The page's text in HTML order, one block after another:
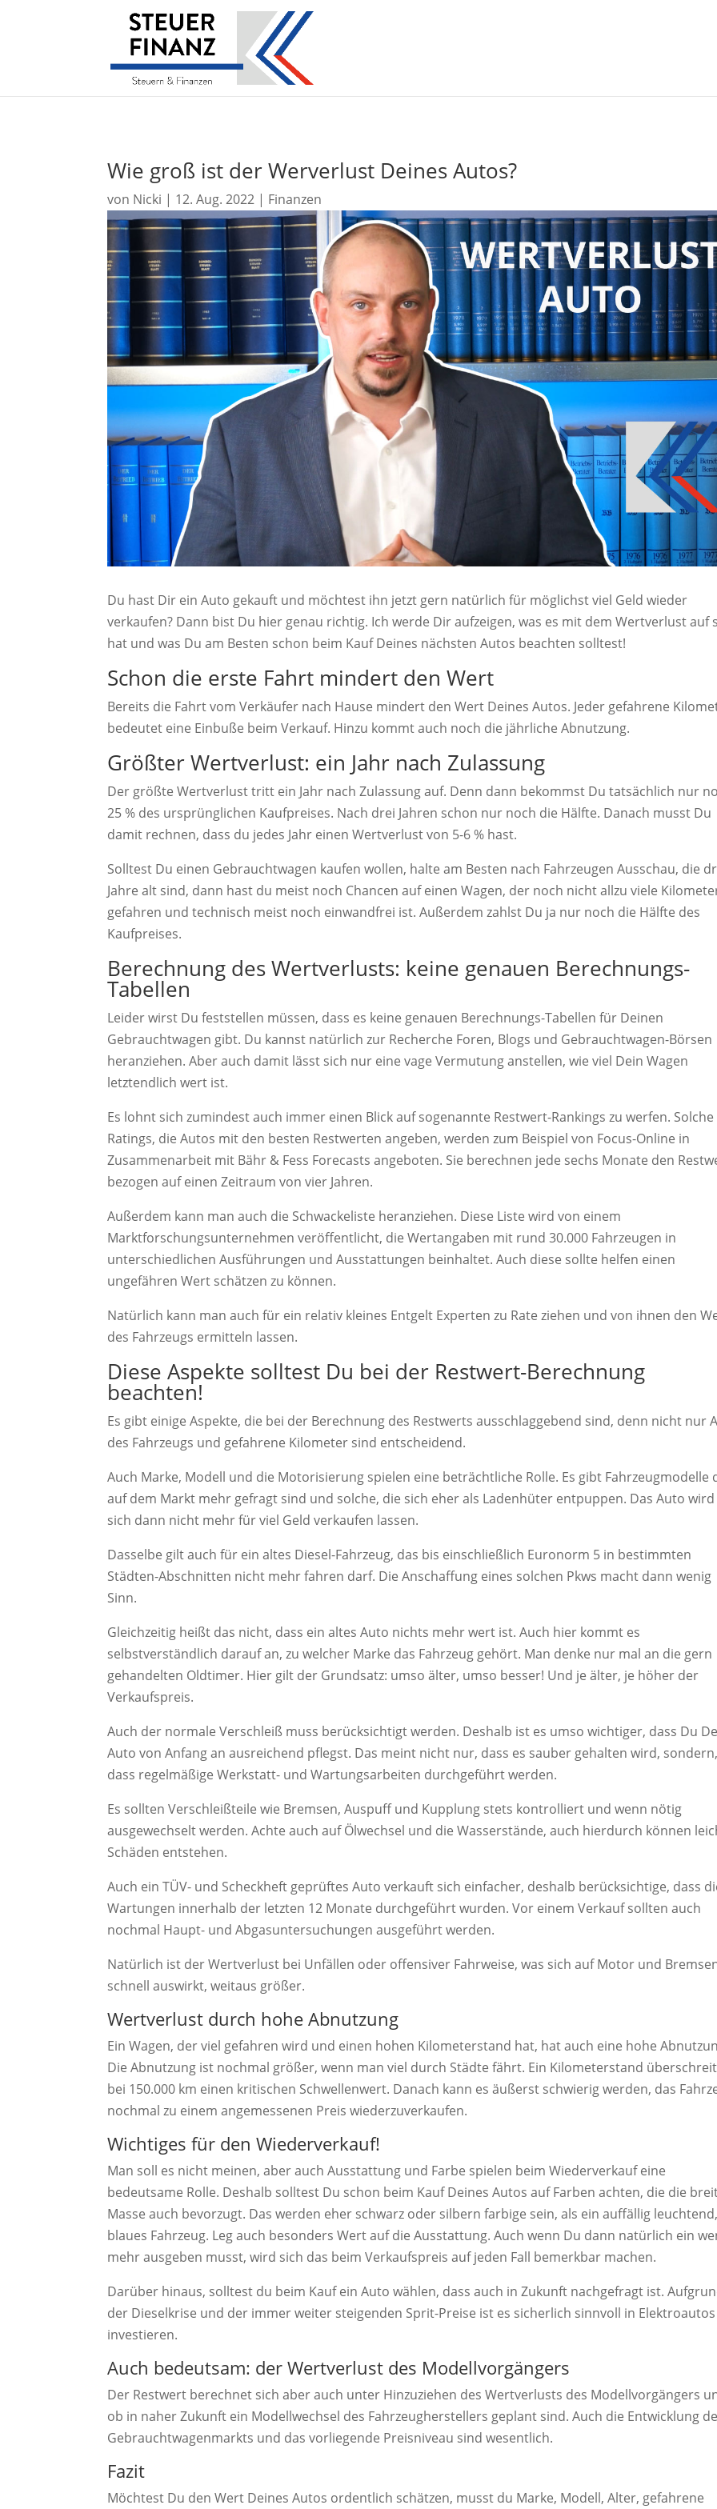
Wie groß ist der Werverlust Deines Autos?
von Nicki | 12. Aug. 2022 | Finanzen
Du hast Dir ein Auto gekauft und möchtest ihn jetzt gern natürlich für möglichst viel Geld wieder
verkaufen? Dann bist Du hier genau richtig. Ich werde Dir aufzeigen, was es mit dem Wertverlust auf
hat und was Du am Besten schon beim Kauf Deines nächsten Autos beachten solltest!
Schon die erste Fahrt mindert den Wert
Bereits die Fahrt vom Verkäufer nach Hause mindert den Wert Deines Autos. Jeder gefahrene
bedeutet eine Einbuße beim Verkauf. Hinzu kommt auch noch die jährliche Abnutzung.
Größter Wertverlust: ein Jahr nach Zulassung
Der größte Wertverlust tritt ein Jahr nach Zulassung auf. Denn dann bekommst Du tatsächlich nur
25 % des ursprünglichen Kaufpreises. Nach drei Jahren schon nur noch die Hälfte. Danach musst Du
damit rechnen, dass du jedes Jahr einen Wertverlust von 5-6 % hast.
Solltest Du einen Gebrauchtwagen kaufen wollen, halte am Besten nach Fahrzeugen Ausschau, die
Jahre alt sind, dann hast du meist noch Chancen auf einen Wagen, der noch nicht allzu viele
gefahren und technisch meist noch einwandfrei ist. Außerdem zahlst Du ja nur noch die Hälfte des
Kaufpreises.
Berechnung des Wertverlusts: keine genauen Berechnungs-
Tabellen
Leider wirst Du feststellen müssen, dass es keine genauen Berechnungs-Tabellen für Deinen
Gebrauchtwagen gibt. Du kannst natürlich zur Recherche Foren, Blogs und Gebrauchtwagen-Börsen
heranziehen. Aber auch damit lässt sich nur eine vage Vermutung anstellen, wie viel Dein Wagen
letztendlich wert ist.
Es lohnt sich zumindest auch immer einen Blick auf sogenannte Restwert-Rankings zu werfen. Solche
Ratings, die Autos mit den besten Restwerten angeben, werden zum Beispiel von Focus-Online in
Zusammenarbeit mit Bähr & Fess Forecasts angeboten. Sie berechnen jede sechs Monate den
bezogen auf einen Zeitraum von vier Jahren.
Außerdem kann man auch die Schwackeliste heranziehen. Diese Liste wird von einem
Marktforschungsunternehmen veröffentlicht, die Wertangaben mit rund 30.000 Fahrzeugen in
unterschiedlichen Ausführungen und Ausstattungen beinhaltet. Auch diese sollte helfen einen
ungefähren Wert schätzen zu können.
Natürlich kann man auch für ein relativ kleines Entgelt Experten zu Rate ziehen und von ihnen den
des Fahrzeugs ermitteln lassen.
Diese Aspekte solltest Du bei der Restwert-Berechnung
beachten!
Es gibt einige Aspekte, die bei der Berechnung des Restwerts ausschlaggebend sind, denn nicht nur
des Fahrzeugs und gefahrene Kilometer sind entscheidend.
Auch Marke, Modell und die Motorisierung spielen eine beträchtliche Rolle. Es gibt Fahrzeugmodelle
auf dem Markt mehr gefragt sind und solche, die sich eher als Ladenhüter entpuppen. Das Auto wird
sich dann nicht mehr für viel Geld verkaufen lassen.
Dasselbe gilt auch für ein altes Diesel-Fahrzeug, das bis einschließlich Euronorm 5 in bestimmten
Städten-Abschnitten nicht mehr fahren darf. Die Anschaffung eines solchen Pkws macht dann wenig
Sinn.
Gleichzeitig heißt das nicht, dass ein altes Auto nichts mehr wert ist. Auch hier kommt es
selbstverständlich darauf an, zu welcher Marke das Fahrzeug gehört. Man denke nur mal an die gern
gehandelten Oldtimer. Hier gilt der Grundsatz: umso älter, umso besser! Und je älter, je höher der
Verkaufspreis.
Auch der normale Verschleiß muss berücksichtigt werden. Deshalb ist es umso wichtiger, dass Du
Auto von Anfang an ausreichend pflegst. Das meint nicht nur, dass es sauber gehalten wird, sondern,
dass regelmäßige Werkstatt- und Wartungsarbeiten durchgeführt werden.
Es sollten Verschleißteile wie Bremsen, Auspuff und Kupplung stets kontrolliert und wenn nötig
ausgewechselt werden. Achte auch auf Ölwechsel und die Wasserstände, auch hierdurch können
Schäden entstehen.
Auch ein TÜV- und Scheckheft geprüftes Auto verkauft sich einfacher, deshalb berücksichtige, dass
Wartungen innerhalb der letzten 12 Monate durchgeführt wurden. Vor einem Verkauf sollten auch
nochmal Haupt- und Abgasuntersuchungen ausgeführt werden.
Natürlich ist der Wertverlust bei Unfällen oder offensiver Fahrweise, was sich auf Motor und
schnell auswirkt, weitaus größer.
Wertverlust durch hohe Abnutzung
Ein Wagen, der viel gefahren wird und einen hohen Kilometerstand hat, hat auch eine hohe
Die Abnutzung ist nochmal größer, wenn man viel durch Städte fährt. Ein Kilometerstand
bei 150.000 km einen kritischen Schwellenwert. Danach kann es äußerst schwierig werden, das
nochmal zu einem angemessenen Preis wiederzuverkaufen.
Wichtiges für den Wiederverkauf!
Man soll es nicht meinen, aber auch Ausstattung und Farbe spielen beim Wiederverkauf eine
bedeutsame Rolle. Deshalb solltest Du schon beim Kauf Deines Autos auf Farben achten, die die
Masse auch bevorzugt. Das werden eher schwarz oder silbern farbige sein, als ein auffällig leuchtend,
blaues Fahrzeug. Leg auch besonders Wert auf die Ausstattung. Auch wenn Du dann natürlich ein
mehr ausgeben musst, wird sich das beim Verkaufspreis auf jeden Fall bemerkbar machen.
Darüber hinaus, solltest du beim Kauf ein Auto wählen, dass auch in Zukunft nachgefragt ist.
der Dieselkrise und der immer weiter steigenden Sprit-Preise ist es sicherlich sinnvoll in Elektroautos
investieren.
Auch bedeutsam: der Wertverlust des Modellvorgängers
Der Restwert berechnet sich aber auch unter Hinzuziehen des Wertverlusts des Modellvorgängers
ob in naher Zukunft ein Modellwechsel des Fahrzeugherstellers geplant sind. Auch die Entwicklung
Gebrauchtwagenmarkts und das vorliegende Preisniveau sind wesentlich.
Fazit
Möchtest Du den Wert Deines Autos ordentlich schätzen, musst du Marke, Modell, Alter, gefahrene